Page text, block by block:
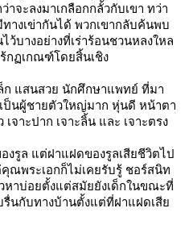
าจะลงมาเกลือกกลั้วกับเขา ทว่า
างเข่ากันได้ พวกเขากลับค้นพบ
ว้บางอย่างที่เร่าร้อนชวนหลงใหล
กฏเกณฑ์โดยสิ้นเชิง
ก แสนสวย นักศึกษาแพทย์ ที่มา
ป็นผู้ชายตัวใหญ่มาก หุ่นดี หน้าตา
จาะปาก เจาะลิ้น และ เจาะตรง
งรูล แต่ฝาแฝดของรูลเสียชีวิตไป
พระเอกก็ไม่เคยรับรู้ ชอร์สนิท
หาบ่อยตั้งแต่สมัยยังเด็กในขณะที่
นกับทางบ้านตั้งแต่ที่ฝาแฝดเสี